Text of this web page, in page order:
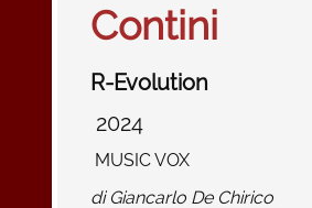
Contini
R-Evolution
2024
MUSIC VOX
di Giancarlo De Chirico